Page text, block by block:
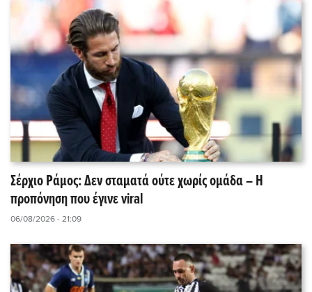
Σέρχιο Ράμος: Δεν σταματά ούτε χωρίς ομάδα – Η
προπόνηση που έγινε viral
06/08/2026 - 21:09